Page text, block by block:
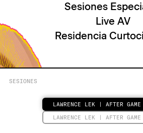
Sesiones
Live AV
Residencia
SESIONES
LAWRENCE LEK | AFTER
LAWRENCE LEK | AFTER